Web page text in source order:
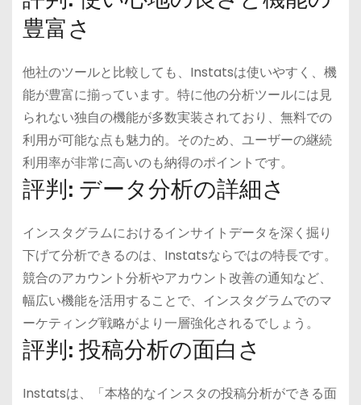
豊富さ
他社のツールと比較しても、Instatsは使いやすく、機
能が豊富に揃っています。特に他の分析ツールには見
られない独自の機能が多数実装されており、無料での
利用が可能な点も魅力的。そのため、ユーザーの継続
利用率が非常に高いのも納得のポイントです。
評判: データ分析の詳細さ
インスタグラムにおけるインサイトデータを深く掘り
下げて分析できるのは、Instatsならではの特長です。
競合のアカウント分析やアカウント改善の通知など、
幅広い機能を活用することで、インスタグラムでのマ
ーケティング戦略がより一層強化されるでしょう。
評判: 投稿分析の面白さ
Instatsは、「本格的なインスタの投稿分析ができる面